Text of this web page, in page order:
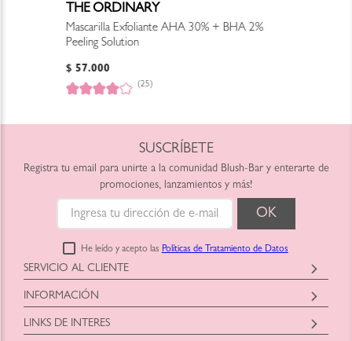
THE ORDINARY
Mascarilla Exfoliante AHA 30% + BHA 2%
Peeling Solution
$ 57.000
(25)
SUSCRÍBETE
Registra tu email para unirte a la comunidad Blush-Bar y enterarte de
promociones, lanzamientos y más!
He leído y acepto las Políticas de Tratamiento de Datos
SERVICIO AL CLIENTE
Horario: Lunes a Viernes
9:00am a 6:00pm
shop@blush-bar.com
INFORMACIÓN
Blush-Bar SAS
Correo:shop@blush-bar.com
LINKS DE INTERES